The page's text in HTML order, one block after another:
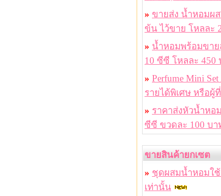
» ขายส่ง น้ำหอมผ
ข้น ไว้ขาย โหลละ
» น้ำหอมพร้อมขา
10 ซีซี โหลละ 450
» Perfume Mini
รายได้พิเศษ หรือ
» ราคาส่งหัวน้ำห
ซีซี ขวดละ 100 บา
ขายสินค้ายกเซต
» ชุดผสมน้ำหอมใช้
เท่านั้น